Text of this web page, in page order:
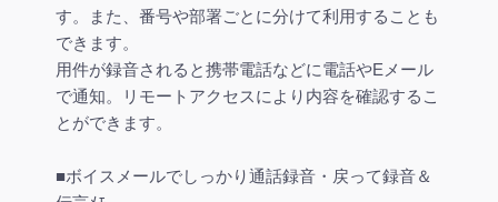
す。また、番号や部署ごとに分けて利用することも
できます。
用件が録音されると携帯電話などに電話やEメール
で通知。リモートアクセスにより内容を確認するこ
とができます。
■ボイスメールでしっかり通話録音・戻って録音＆